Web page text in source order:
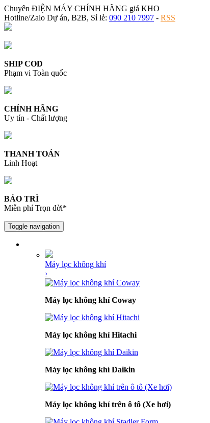
Chuyên ĐIỆN MÁY CHÍNH HÃNG giá KHO
Hotline/Zalo Dự án, B2B, Sỉ lẻ: 090 210 7997 - RSS
SHIP COD
Phạm vi Toàn quốc
CHÍNH HÃNG
Uy tín - Chất lượng
THANH TOÁN
Linh Hoạt
BẢO TRÌ
Miễn phí Trọn đời*
Toggle navigation
Máy lọc không khí
›
Máy lọc không khí Coway
Máy lọc không khí Hitachi
Máy lọc không khí Daikin
Máy lọc không khí trên ô tô (Xe hơi)